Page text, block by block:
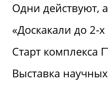
Одни действуют,
«Доскакали до 2-
Старт комплекса
Выставка